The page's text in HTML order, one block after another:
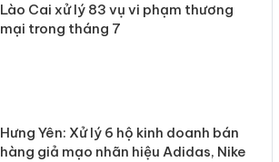
Lào Cai xử lý 83 vụ vi phạm thương
mại trong tháng 7
Hưng Yên: Xử lý 6 hộ kinh doanh bán
hàng giả mạo nhãn hiệu Adidas, Nike